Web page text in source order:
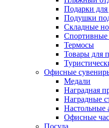
Подарки для
Подушки
Складные
Спортивные
Термосы
Товары для
Офисные
Медали
Наградная
Наградные
Настольные
Офисные
Посуда